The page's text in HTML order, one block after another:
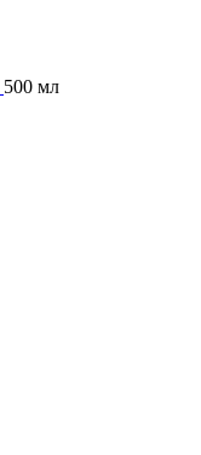
500 мл